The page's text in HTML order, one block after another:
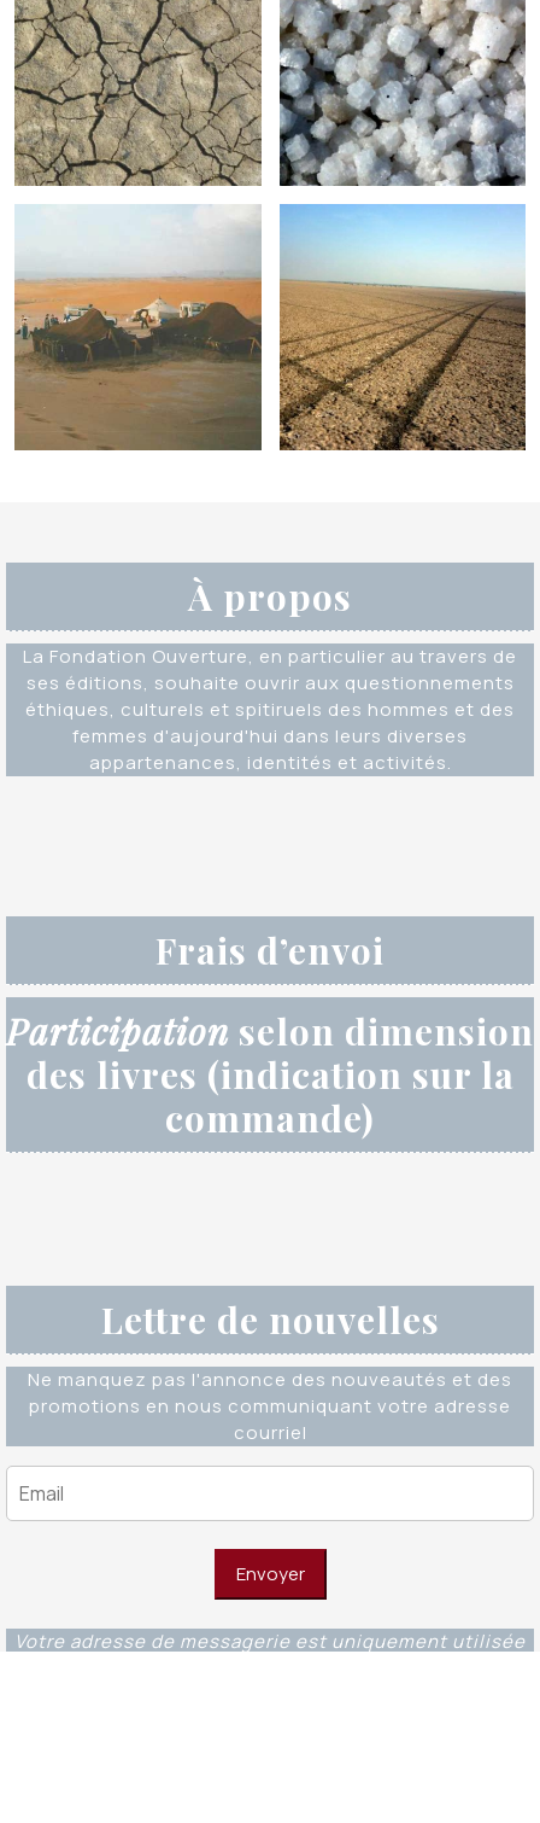
À propos
La Fondation Ouverture, en particulier au travers de
ses éditions, souhaite ouvrir aux questionnements
éthiques, culturels et spitiruels des hommes et des
femmes d'aujourd'hui dans leurs diverses
appartenances, identités et activités.
Frais d’envoi
Participation selon dimension
des livres (indication sur la
commande)
Lettre de nouvelles
Ne manquez pas l'annonce des nouveautés et des
promotions en nous communiquant votre adresse
courriel
Votre adresse de messagerie est uniquement utilisée